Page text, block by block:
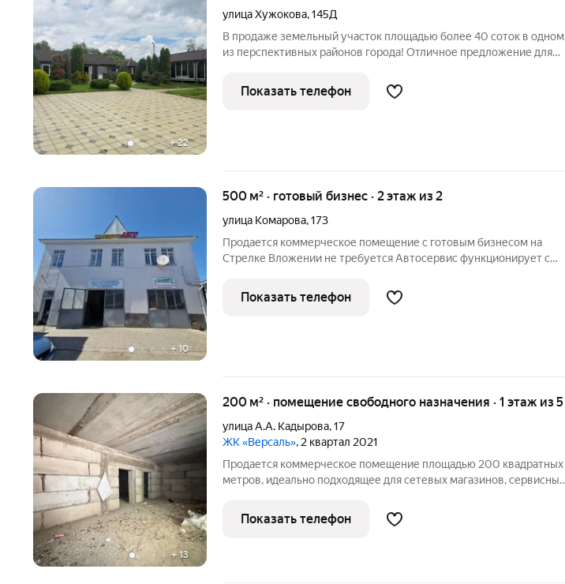
+22
улица Хужокова,145Д
В продаже земельный участок площадью более 40 соток в одном
из перспективных районов города! Отличное предложение для
площадку под крупный проект. Участок имеет большую площадь,
что открывает
Показать телефон
+ 10
500 м² · готовый бизнес · 2 этаж из 2
улица Комарова,173
Продается коммерческое помещение с готовым бизнесом на
Стрелке Вложении не требуется Автосервис функционирует с
автозапчастей на втором этаже 4 подъемника и 2 ямы для
ремонта машин Еще
Показать телефон
+ 13
200 м² · помещение свободного назначения · 1 этаж из 5
улица А.А. Кадырова,17
ЖК «Версаль», 2 квартал 2021
Продается коммерческое помещение площадью 200 квадратных
метров, идеально подходящее для сетевых магазинов, сервисных
ищущего просторные и функциональные площади. Объект
включает в себя
Показать телефон